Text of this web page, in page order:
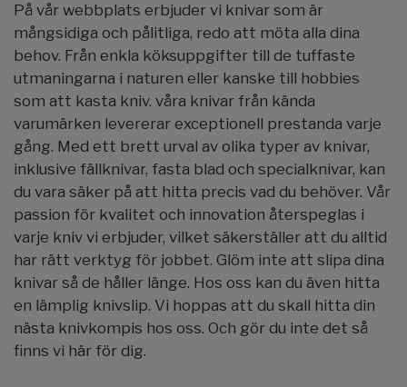
På vår webbplats erbjuder vi knivar som är
mångsidiga och pålitliga, redo att möta alla dina
behov. Från enkla köksuppgifter till de tuffaste
utmaningarna i naturen eller kanske till hobbies
som att kasta kniv. våra knivar från kända
varumärken levererar exceptionell prestanda varje
gång. Med ett brett urval av olika typer av knivar,
inklusive fällknivar, fasta blad och specialknivar, kan
du vara säker på att hitta precis vad du behöver. Vår
passion för kvalitet och innovation återspeglas i
varje kniv vi erbjuder, vilket säkerställer att du alltid
har rätt verktyg för jobbet. Glöm inte att slipa dina
knivar så de håller länge. Hos oss kan du även hitta
en lämplig knivslip. Vi hoppas att du skall hitta din
nästa knivkompis hos oss. Och gör du inte det så
finns vi här för dig.